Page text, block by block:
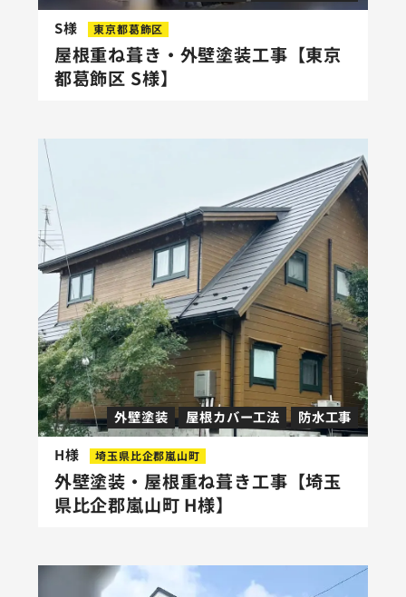
S様 東京都葛飾区
屋根重ね葺き・外壁塗装工事【東京
都葛飾区 S様】
外壁塗装 屋根カバー工法 防水工事
H様 埼玉県比企郡嵐山町
外壁塗装・屋根重ね葺き工事【埼玉
県比企郡嵐山町 H様】